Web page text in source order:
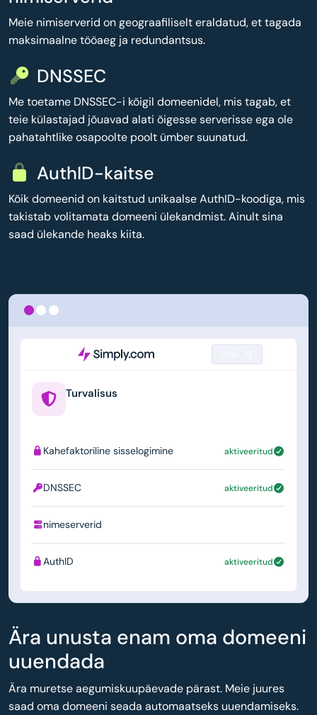
Meie nimiserverid on geograafiliselt eraldatud, et tagada
maksimaalne tööaeg ja redundantsus.
DNSSEC
Me toetame DNSSEC-i kõigil domeenidel, mis tagab, et
teie külastajad jõuavad alati õigesse serverisse ega ole
pahatahtlike osapoolte poolt ümber suunatud.
AuthID-kaitse
Kõik domeenid on kaitstud unikaalse AuthID-koodiga, mis
takistab volitamata domeeni ülekandmist. Ainult sina
saad ülekande heaks kiita.
Turvalisus
Kahefaktoriline sisselogimine aktiveeritud
DNSSEC aktiveeritud
nimeserverid
AuthID aktiveeritud
Ära unusta enam oma domeeni
uuendada
Ära muretse aegumiskuupäevade pärast. Meie juures
saad oma domeeni seada automaatseks uuendamiseks.